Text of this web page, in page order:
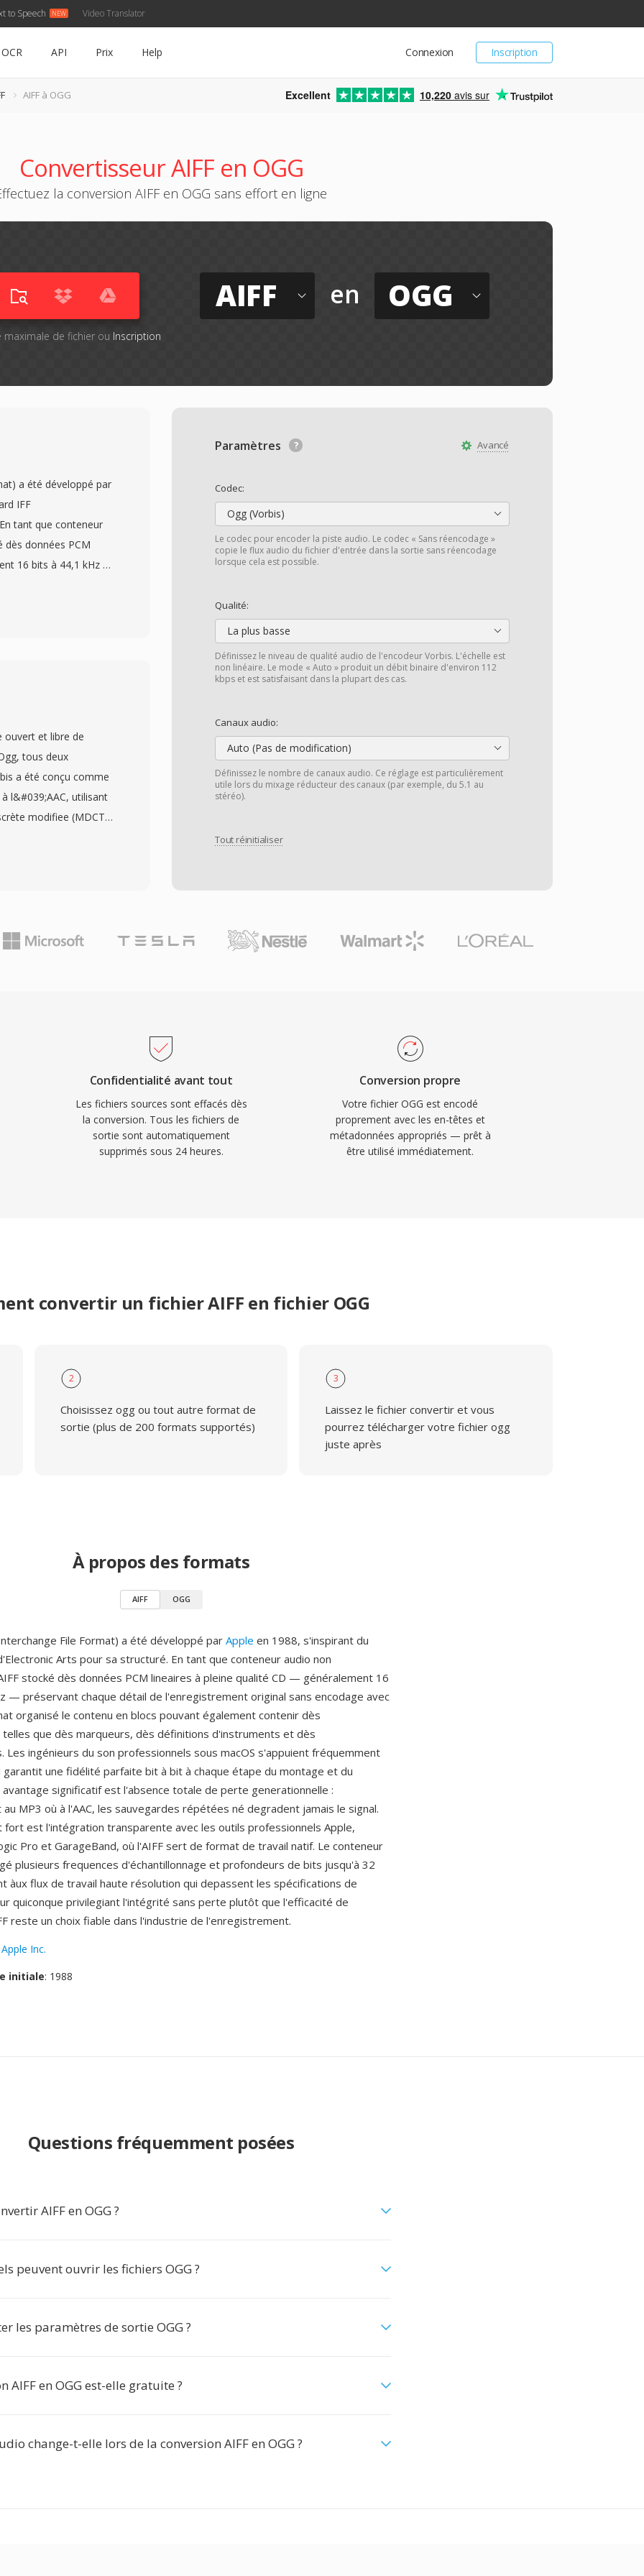
to Speech Video Translator
Inscription
Connexion
OCR API Prix Help
AIFF à OGG Excellent 10,220 avis sur
Convertisseur AIFF en OGG
la conversion AIFF en OGG sans effort en ligne
maximale de fichier ou Inscription
AIFF en OGG
Avancé
Paramètres
Codec:
Ogg (Vorbis)
Le codec pour encoder la piste audio. Le codec « Sans réencodage »
copie le flux audio du fichier d'entrée dans la sortie sans réencodage
lorsque cela est possible.
Qualité:
La plus basse
Définissez le niveau de qualité audio de l'encodeur Vorbis. L'échelle est
non linéaire. Le mode « Auto » produit un débit binaire d'environ 112
kbps et est satisfaisant dans la plupart des cas.
Canaux audio:
Auto (Pas de modification)
Définissez le nombre de canaux audio. Ce réglage est particulièrement
utile lors du mixage réducteur des canaux (par exemple, du 5.1 au
stéréo).
Tout réinitialiser
a été développé par
IFF
tant que conteneur
dès données PCM
16 bits à 44,1 kHz —
original sans
et du
où à l&#039;AAC,
le signal. Un autre
avec les outils
et GarageBand, où
conteneur prend en
et
ouvert et libre de
tous deux
a été conçu comme
l&#039;AAC, utilisant
modifiee (MDCT)
à la
et de 1 à 255 canaux,
surround. Un
Vorbis pendant dès
pour exactement
de qualité
nombreux
dans les jeux
d&#039;effets
Chrome et
Confidentialité avant tout
Les fichiers sources sont effacés dès
la conversion. Tous les fichiers de
sortie sont automatiquement
supprimés sous 24 heures.
Conversion propre
Votre fichier OGG est encodé
proprement avec les en-têtes et
métadonnées appropriés — prêt à
être utilisé immédiatement.
convertir un fichier AIFF en fichier OGG
2
Choisissez ogg ou tout autre format de
sortie (plus de 200 formats supportés)
3
Laissez le fichier convertir et vous
pourrez télécharger votre fichier ogg
juste après
À propos des formats
AIFF OGG
File Format) a été développé par Apple en 1988, s'inspirant du
Arts pour sa structuré. En tant que conteneur audio non
stocké dès données PCM lineaires à pleine qualité CD — généralement 16
— préservant chaque détail de l'enregistrement original sans encodage avec
organisé le contenu en blocs pouvant également contenir dès
que dès marqueurs, dès définitions d'instruments et dès
Les ingénieurs du son professionnels sous macOS s'appuient fréquemment
garantit une fidélité parfaite bit à bit à chaque étape du montage et du
avantage significatif est l'absence totale de perte generationnelle :
MP3 où à l'AAC, les sauvegardes répétées né degradent jamais le signal.
fort est l'intégration transparente avec les outils professionnels Apple,
Pro et GarageBand, où l'AIFF sert de format de travail natif. Le conteneur
plusieurs frequences d'échantillonnage et profondeurs de bits jusqu'à 32
àux flux de travail haute résolution qui depassent les spécifications de
quiconque privilegiant l'intégrité sans perte plutôt que l'efficacité de
reste un choix fiable dans l'industrie de l'enregistrement.
Apple Inc.
initiale: 1988
Questions fréquemment posées
AIFF en OGG ?
peuvent ouvrir les fichiers OGG ?
les paramètres de sortie OGG ?
AIFF en OGG est-elle gratuite ?
change-t-elle lors de la conversion AIFF en OGG ?